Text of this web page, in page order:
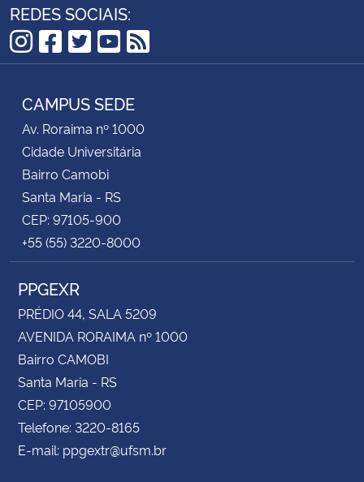
REDES SOCIAIS:
Instagram
Facebook
Twitter
YouTube
RSS
CAMPUS SEDE
Av. Roraima nº 1000
Cidade Universitária
Bairro Camobi
Santa Maria - RS
CEP: 97105-900
+55 (55) 3220-8000
PPGEXR
PRÉDIO 44, SALA 5209
AVENIDA RORAIMA nº 1000
Bairro CAMOBI
Santa Maria - RS
CEP: 97105900
Telefone: 3220-8165
E-mail: ppgextr@ufsm.br